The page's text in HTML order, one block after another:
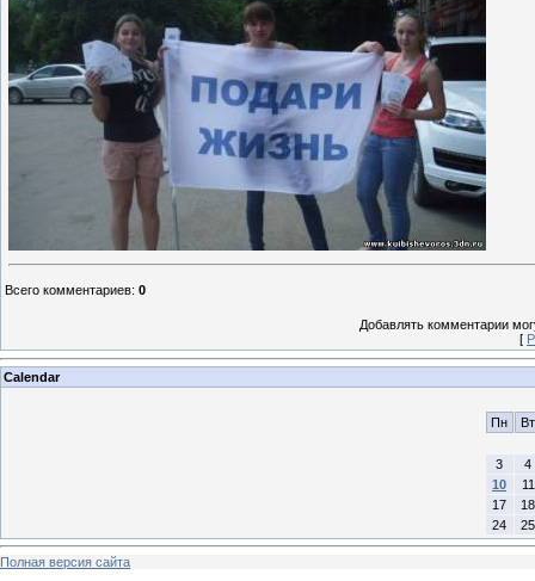
Всего комментариев: 0
Добавлять комментарии
[
Calendar
Пн Вт
3
4
10
11
17
18
24
25
Полная версия сайта